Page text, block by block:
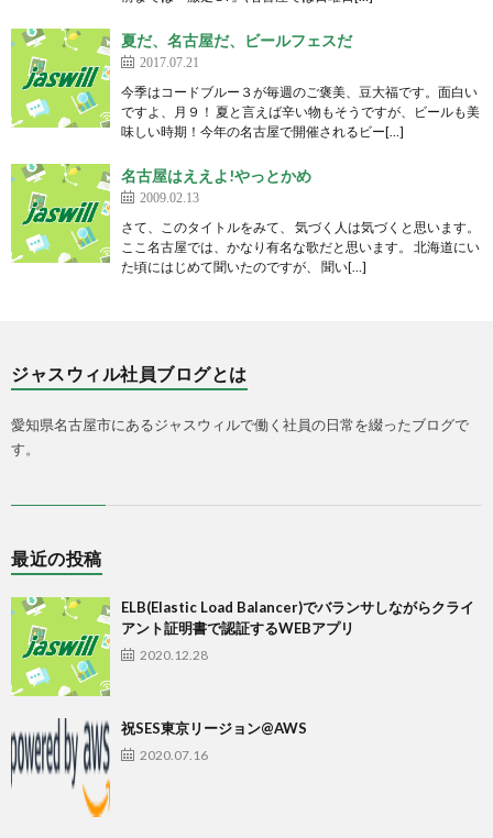
夏だ、名古屋だ、ビールフェスだ
2017.07.21
今季はコードブルー３が毎週のご褒美、豆大福です。面白い
ですよ、月９！ 夏と言えば辛い物もそうですが、ビールも美
味しい時期！今年の名古屋で開催されるビー[…]
名古屋はええよ!やっとかめ
2009.02.13
さて、このタイトルをみて、 気づく人は気づくと思います。
ここ名古屋では、かなり有名な歌だと思います。 北海道にい
た頃にはじめて聞いたのですが、 聞い[…]
ジャスウィル社員ブログとは
愛知県名古屋市にあるジャスウィルで働く社員の日常を綴ったブログで
す。
最近の投稿
ELB(Elastic Load Balancer)でバランサしながらクライ
アント証明書で認証するWEBアプリ
2020.12.28
祝SES東京リージョン@AWS
2020.07.16